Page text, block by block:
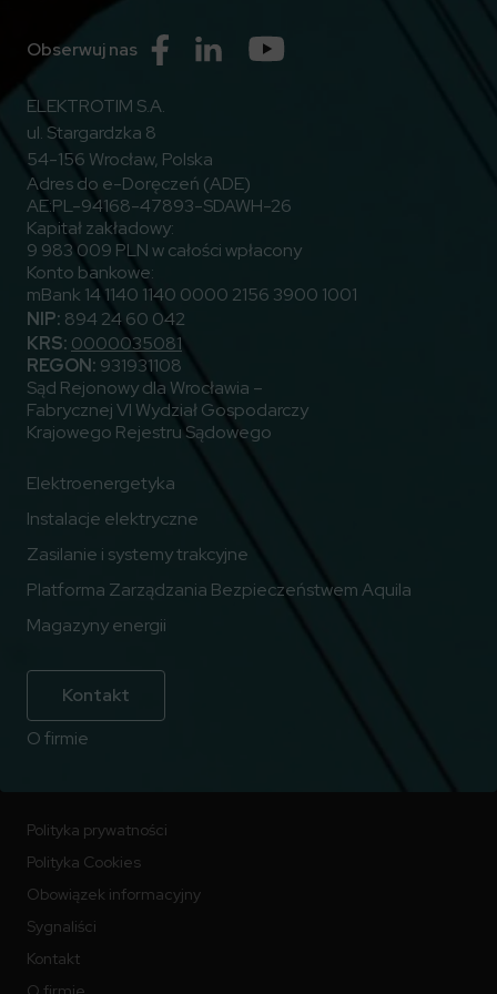
Obserwuj nas Przejdź do Facebook
Przejdź do Linkedin
ELEKTROTIM S.A.
ul. Stargardzka 8
54-156 Wrocław, Polska
Adres do e-Doręczeń (ADE)
AE:PL-94168-47893-SDAWH-26
Kapitał zakładowy:
9 983 009 PLN w całości wpłacony
Konto bankowe:
mBank 14 1140 1140 0000 2156 3900 1001
NIP: 894 24 60 042
KRS: 0000035081
REGON: 931931108
Sąd Rejonowy dla Wrocławia –
Fabrycznej VI Wydział Gospodarczy
Krajowego Rejestru Sądowego
Elektroenergetyka
Instalacje elektryczne
Zasilanie i systemy trakcyjne
Platforma Zarządzania Bezpieczeństwem Aquila
Magazyny energii
Kontakt
O firmie
Polityka prywatności
Polityka Cookies
Obowiązek informacyjny
Sygnaliści
Kontakt